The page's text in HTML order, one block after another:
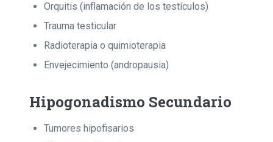
Orquitis (inflamación de los testículos)
Trauma testicular
Radioterapia o quimioterapia
Envejecimiento (andropausia)
Hipogonadismo Secundario
Tumores hipofisarios